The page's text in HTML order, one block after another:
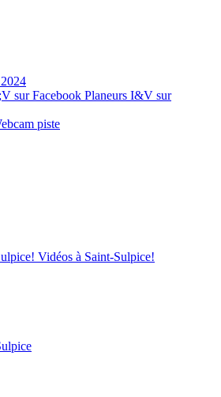
Planeurs I&V sur
piste
Vidéos à Saint-Sulpice!